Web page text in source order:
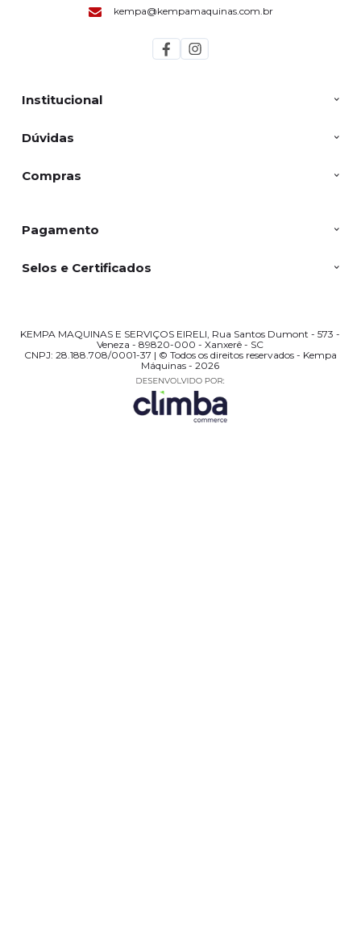
Institucional
Dúvidas
Compras
kempa@kempamaquinas.com.br
Pagamento
Selos e Certificados
KEMPA MAQUINAS E SERVIÇOS EIRELI, Rua Santos Dumont - 573 -
Veneza - 89820-000 - Xanxerê - SC
CNPJ: 28.188.708/0001-37 | © Todos os direitos reservados - Kempa
Máquinas - 2026